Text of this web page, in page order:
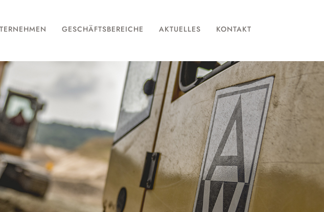
GESCHÄFTSBEREICHE AKTUELLES KONTAKT